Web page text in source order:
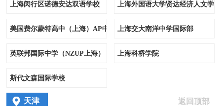
上海闵行区诺德安达双语学校 上海外国语大学贤达经济人文学院
美国费尔蒙特高中（上海）AP中心 上海交大南洋中学国际部
英联邦国际中学（NZUP上海） 上海科桥学院
斯代文森国际学校
天津 返回顶部